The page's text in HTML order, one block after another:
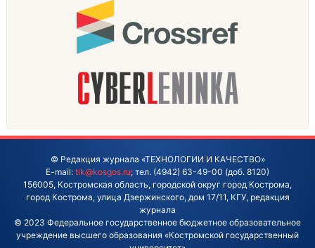
© Редакция журнала «ТЕХНОЛОГИИ И КАЧЕСТВО»
E-mail: tik@kosgos.ru; тел. (4942) 63-49-00 (доб. 8120)
156005, Костромская область, городской округ город Кострома,
город Кострома, улица Дзержинского, дом 17/11, КГУ, редакция
журнала
© 2023 Федеральное государственное бюджетное образовательное
учреждение высшего образования «Костромской государственный